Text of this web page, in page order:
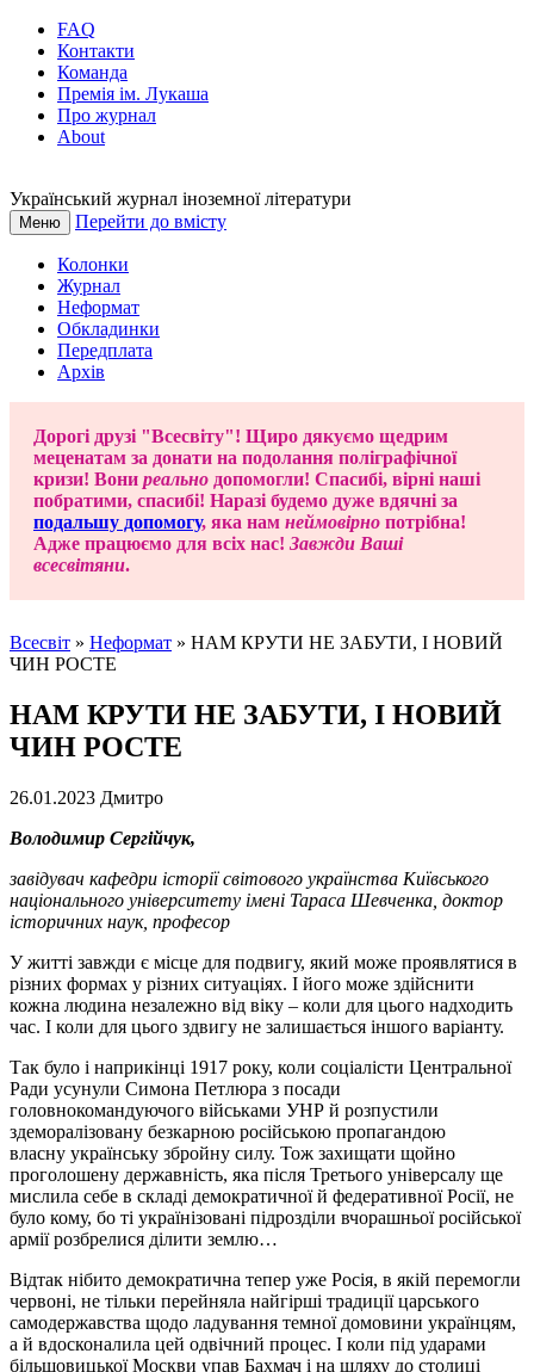
FAQ
Контакти
Команда
Премія ім. Лукаша
Про журнал
About
Український журнал іноземної літератури
Меню Перейти до вмісту
Колонки
Журнал
Неформат
Обкладинки
Передплата
Архів
Дорогі друзі "Всесвіту"! Щиро дякуємо щедрим
меценатам за донати на подолання поліграфічної
кризи! Вони реально допомогли! Спасибі, вірні наші
побратими, спасибі! Наразі будемо дуже вдячні за
подальшу допомогу, яка нам неймовірно потрібна!
Адже працюємо для всіх нас! Завжди Ваші
всесвітяни.
Всесвіт » Неформат » НАМ КРУТИ НЕ ЗАБУТИ, І НОВИЙ
ЧИН РОСТЕ
НАМ КРУТИ НЕ ЗАБУТИ, І НОВИЙ
ЧИН РОСТЕ
26.01.2023 Дмитро
Володимир Сергійчук,
завідувач кафедри історії світового українства Київського
національного університету імені Тараса Шевченка, доктор
історичних наук, професор
У житті завжди є місце для подвигу, який може проявлятися в
різних формах у різних ситуаціях. І його може здійснити
кожна людина незалежно від віку – коли для цього надходить
час. І коли для цього здвигу не залишається іншого варіанту.
Так було і наприкінці 1917 року, коли соціалісти Центральної
Ради усунули Симона Петлюра з посади
головнокомандуючого військами УНР й розпустили
здеморалізовану безкарною російською пропагандою
власну українську збройну силу. Тож захищати щойно
проголошену державність, яка після Третього універсалу ще
мислила себе в складі демократичної й федеративної Росії, не
було кому, бо ті українізовані підрозділи вчорашньої російської
армії розбрелися ділити землю…
Відтак нібито демократична тепер уже Росія, в якій перемогли
червоні, не тільки перейняла найгірші традиції царського
самодержавства щодо ладування темної домовини українцям,
а й вдосконалила цей одвічний процес. І коли під ударами
більшовицької Москви упав Бахмач і на шляху до столиці